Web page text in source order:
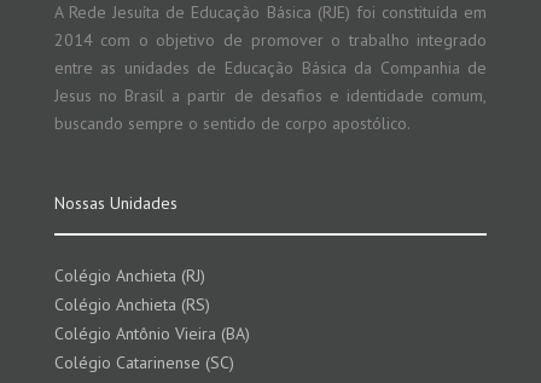
A Rede Jesuíta de Educação Básica (RJE) foi constituída em
2014 com o objetivo de promover o trabalho integrado
entre as unidades de Educação Básica da Companhia de
Jesus no Brasil a partir de desafios e identidade comum,
buscando sempre o sentido de corpo apostólico.
Nossas Unidades
Colégio Anchieta (RJ)
Colégio Anchieta (RS)
Colégio Antônio Vieira (BA)
Colégio Catarinense (SC)